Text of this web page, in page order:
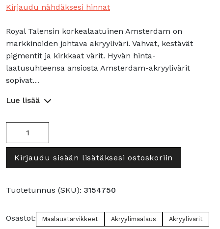
Kirjaudu nähdäksesi hinnat
Royal Talensin korkealaatuinen Amsterdam on
markkinoiden johtava akryyliväri. Vahvat, kestävät
pigmentit ja kirkkaat värit. Hyvän hinta-
laatusuhteensa ansiosta Amsterdam-akryylivärit
sopivat…
Lue lisää
Kirjaudu sisään lisätäksesi ostoskoriin
Tuotetunnus (SKU): 3154750
Osastot: Maalaustarvikkeet Akryylimaalaus Akryylivärit